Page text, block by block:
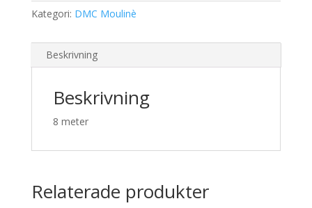
Kategori: DMC Moulinè
Beskrivning
Beskrivning
8 meter
Relaterade produkter